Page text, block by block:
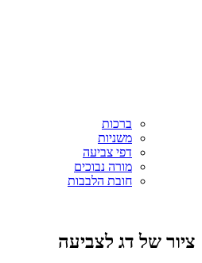
ברכות
משניות
דפי צביעה
מורה נבוכים
חובת הלבבות
ציור של דג לצביעה